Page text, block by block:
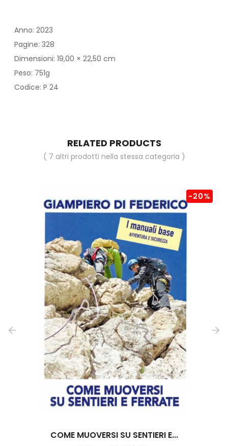
Anno: 2023
Pagine: 328
Dimensioni: 19,00 × 22,50 cm
Peso: 751g
Codice: P 24
RELATED PRODUCTS
( 7 altri prodotti nella stessa categoria )
COME MUOVERSI SU SENTIERI E...
-20%